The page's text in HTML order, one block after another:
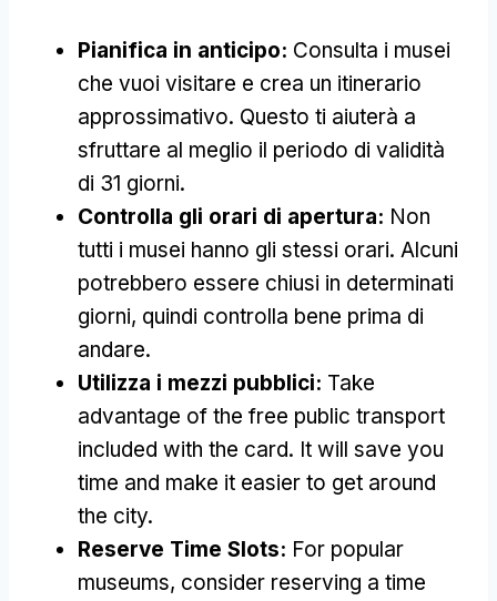
Pianifica in anticipo: Consulta i musei
che vuoi visitare e crea un itinerario
approssimativo. Questo ti aiuterà a
sfruttare al meglio il periodo di validità
di 31 giorni.
Controlla gli orari di apertura: Non
tutti i musei hanno gli stessi orari. Alcuni
potrebbero essere chiusi in determinati
giorni, quindi controlla bene prima di
andare.
Utilizza i mezzi pubblici: Take
advantage of the free public transport
included with the card. It will save you
time and make it easier to get around
the city.
Reserve Time Slots: For popular
museums, consider reserving a time